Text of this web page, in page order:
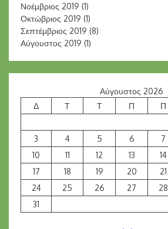
Νοέμβριος 2019 (1)
Οκτώβριος 2019 (1)
Σεπτέμβριος 2019 (8)
Αύγουστος 2019 (1)
Αύγουστος 2026
Δ
Τ Τ Π Π
3
4 5 6 7
10
11 12 13 14
17
18 19 20 21
24
25 26 27 28
31